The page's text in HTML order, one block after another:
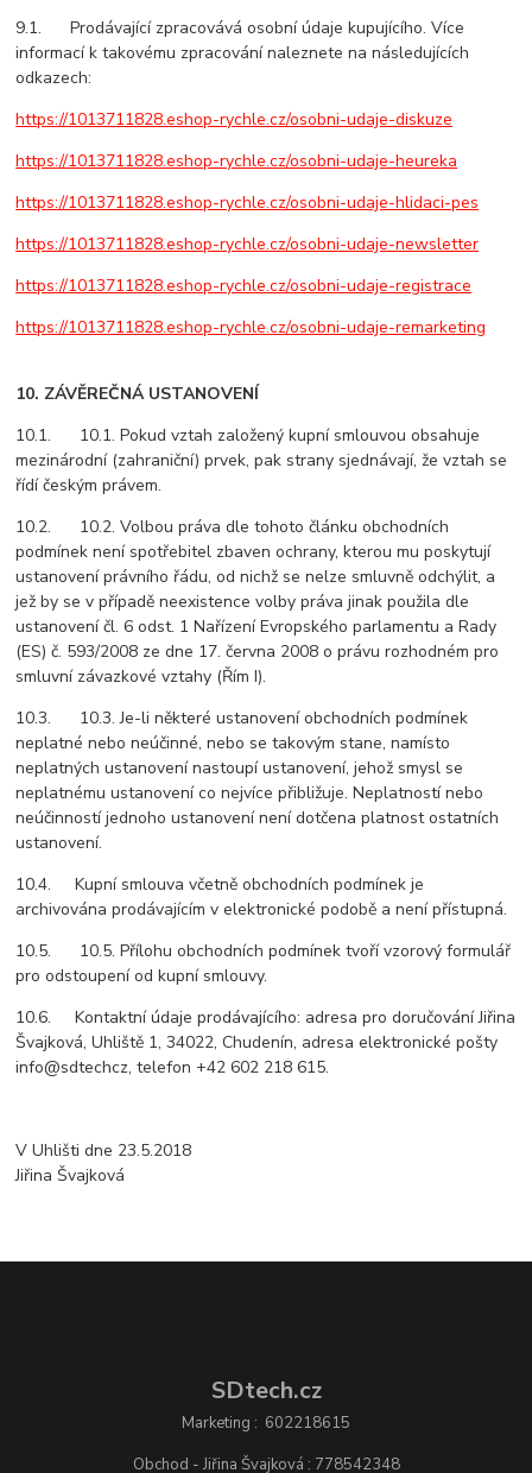
9.1. Prodávající zpracovává osobní údaje kupujícího. Více
informací k takovému zpracování naleznete na následujících
odkazech:
https://1013711828.eshop-rychle.cz/osobni-udaje-diskuze
https://1013711828.eshop-rychle.cz/osobni-udaje-heureka
https://1013711828.eshop-rychle.cz/osobni-udaje-hlidaci-pes
https://1013711828.eshop-rychle.cz/osobni-udaje-newsletter
https://1013711828.eshop-rychle.cz/osobni-udaje-registrace
https://1013711828.eshop-rychle.cz/osobni-udaje-remarketing
10. ZÁVĚREČNÁ USTANOVENÍ
10.1. 10.1. Pokud vztah založený kupní smlouvou obsahuje
mezinárodní (zahraniční) prvek, pak strany sjednávají, že vztah se
řídí českým právem.
10.2. 10.2. Volbou práva dle tohoto článku obchodních
podmínek není spotřebitel zbaven ochrany, kterou mu poskytují
ustanovení právního řádu, od nichž se nelze smluvně odchýlit, a
jež by se v případě neexistence volby práva jinak použila dle
ustanovení čl. 6 odst. 1 Nařízení Evropského parlamentu a Rady
(ES) č. 593/2008 ze dne 17. června 2008 o právu rozhodném pro
smluvní závazkové vztahy (Řím I).
10.3. 10.3. Je-li některé ustanovení obchodních podmínek
neplatné nebo neúčinné, nebo se takovým stane, namísto
neplatných ustanovení nastoupí ustanovení, jehož smysl se
neplatnému ustanovení co nejvíce přibližuje. Neplatností nebo
neúčinností jednoho ustanovení není dotčena platnost ostatních
ustanovení.
10.4. Kupní smlouva včetně obchodních podmínek je
archivována prodávajícím v elektronické podobě a není přístupná.
10.5. 10.5. Přílohu obchodních podmínek tvoří vzorový formulář
pro odstoupení od kupní smlouvy.
10.6. Kontaktní údaje prodávajícího: adresa pro doručování Jiřina
Švajková, Uhliště 1, 34022, Chudenín, adresa elektronické pošty
info@sdtechcz, telefon +42 602 218 615.
V Uhlišti dne 23.5.2018
Jiřina Švajková
SDtech.cz
Marketing : 602218615
Obchod - Jiřina Švajková : 778542348